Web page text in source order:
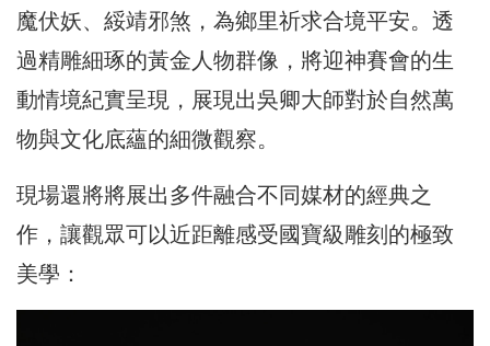
魔伏妖、綏靖邪煞，為鄉里祈求合境平安。透
過精雕細琢的黃金人物群像，將迎神賽會的生
動情境紀實呈現，展現出吳卿大師對於自然萬
物與文化底蘊的細微觀察。
現場還將將展出多件融合不同媒材的經典之
作，讓觀眾可以近距離感受國寶級雕刻的極致
美學：